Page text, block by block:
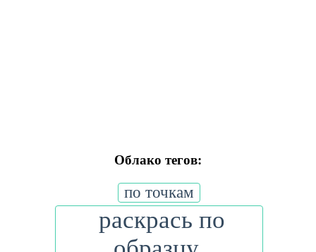
Облако тегов:
по точкам
раскрась по